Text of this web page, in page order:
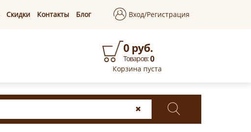
Скидки Контакты Блог Вход/Регистрация
0 руб.
Товаров:0
Корзина пуста